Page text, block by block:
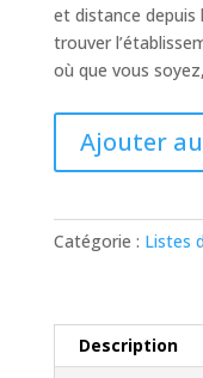
et distance depuis
trouver
où que vous
GR®49
Liste
Ajouter
Catégorie : Listes
Description